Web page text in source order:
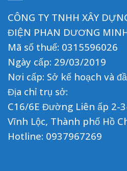
CÔNG TY TNHH XÂY
ĐIỆN PHAN DƯƠNG
Mã số thuế: 0315596026
Ngày cấp: 29/03/2019
Nơi cấp: Sở kế hoạch và
Địa chỉ trụ sở:
C16/6E Đường Liên ấp 2-
Vĩnh Lộc, Thành phố Hồ
Hotline: 0937967269